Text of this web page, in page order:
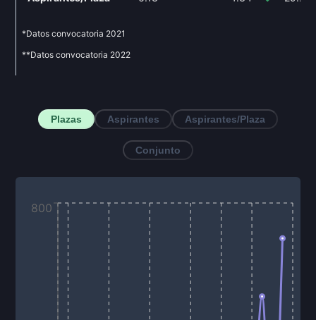
*Datos convocatoria 2021
**Datos convocatoria 2022
Plazas Aspirantes Aspirantes/Plaza
Conjunto
800